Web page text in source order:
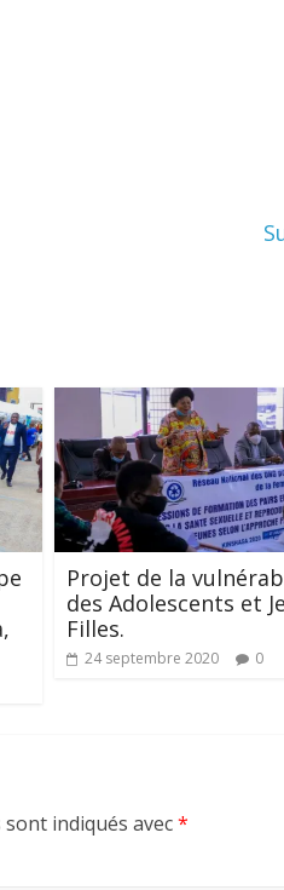
Projet de la
des Adolescents et
Filles.
24 septembre 2020 0
indiqués avec*